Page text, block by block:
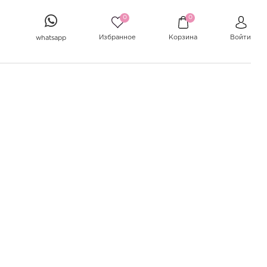
whatsapp
0
Избранное
0
Корзина Войти